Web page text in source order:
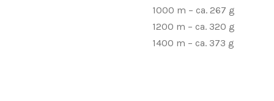
1000 m – ca. 267 g
1200 m – ca. 320 g
1400 m – ca. 373 g